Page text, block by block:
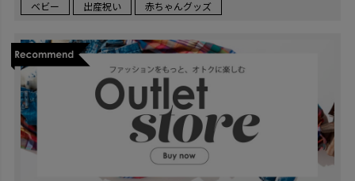
ベビー 出産祝い 赤ちゃんグッズ